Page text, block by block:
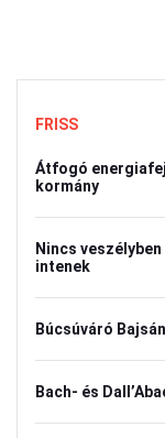
FRISS
Átfogó
kormány
Nincs
intenek
Búcsúváró Bajsán
Bach- és